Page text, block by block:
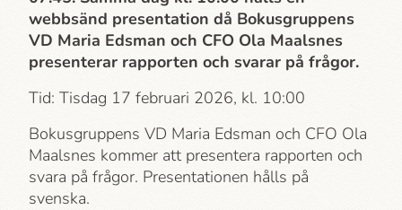
webbsänd presentation då Bokusgruppens
VD Maria Edsman och CFO Ola Maalsnes
presenterar rapporten och svarar på frågor.
Tid: Tisdag 17 februari 2026, kl. 10:00
Bokusgruppens VD Maria Edsman och CFO Ola
Maalsnes kommer att presentera rapporten och
svara på frågor. Presentationen hålls på
svenska.